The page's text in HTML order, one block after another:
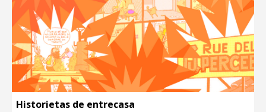
Historietas de entrecasa